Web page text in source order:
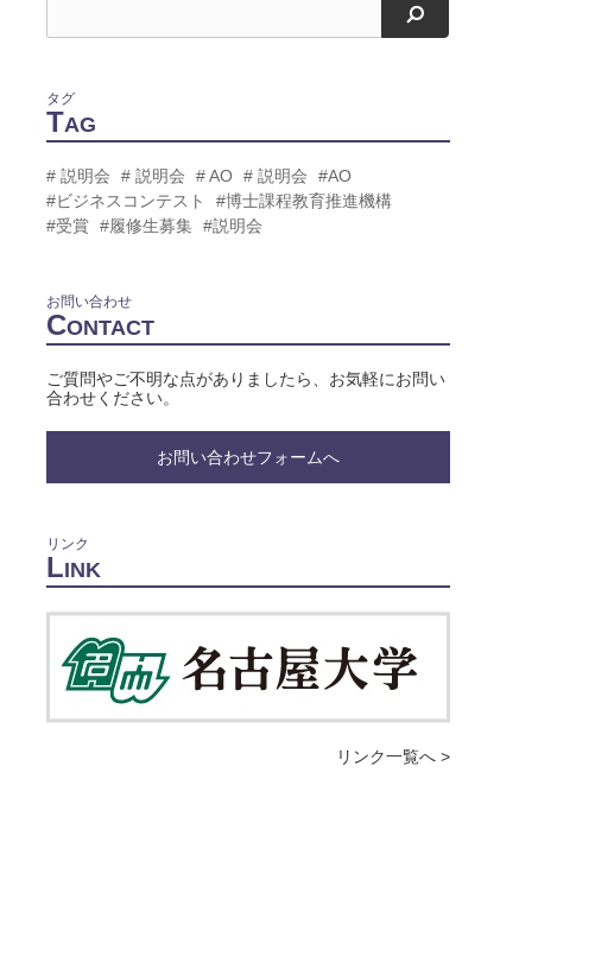
検索
タグ
TAG
# 説明会 # 説明会 # AO # 説明会
#AO
#ビジネスコンテスト
#博士課程教育推進機構
#受賞 #履修生募集 #説明会
お問い合わせ
CONTACT
ご質問やご不明な点がありましたら、お気軽にお問い
合わせください。
お問い合わせフォームへ
リンク
LINK
リンク一覧へ >